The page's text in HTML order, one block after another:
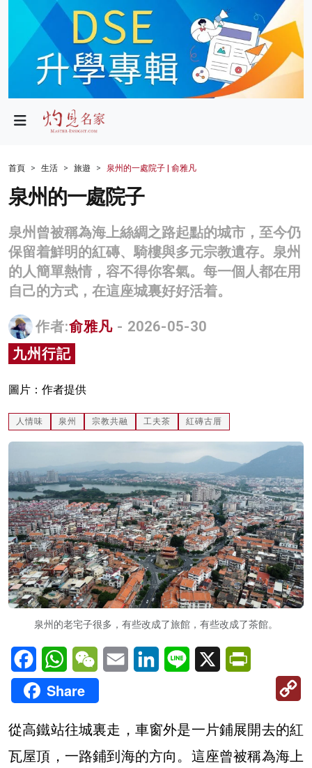
政局
財經
生活
商業
科技
名家榜
灼見活動
關於我們
首頁 生活 旅遊 泉州的一處院子 | 俞雅凡
泉州的一處院子
泉州曾被稱為海上絲綢之路起點的城市，至今仍
保留着鮮明的紅磚、騎樓與多元宗教遺存。泉州
的人簡單熱情，容不得你客氣。每一個人都在用
自己的方式，在這座城裏好好活着。
作者:俞雅凡 - 2026-05-30
九州行記
圖片：作者提供
人情味 泉州 宗教共融 工夫茶 紅磚古厝
泉州的老宅子很多，有些改成了旅館，有些改成了茶館。
FacebookWhatsAppWeChatEmail LinkedInLine X
Share
從高鐵站往城裏走，車窗外是一片鋪展開去的紅
瓦屋頂，一路鋪到海的方向。這座曾被稱為海上